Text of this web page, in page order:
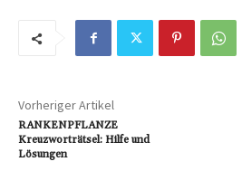
Vorheriger Artikel
RANKENPFLANZE
Kreuzworträtsel: Hilfe und
Lösungen